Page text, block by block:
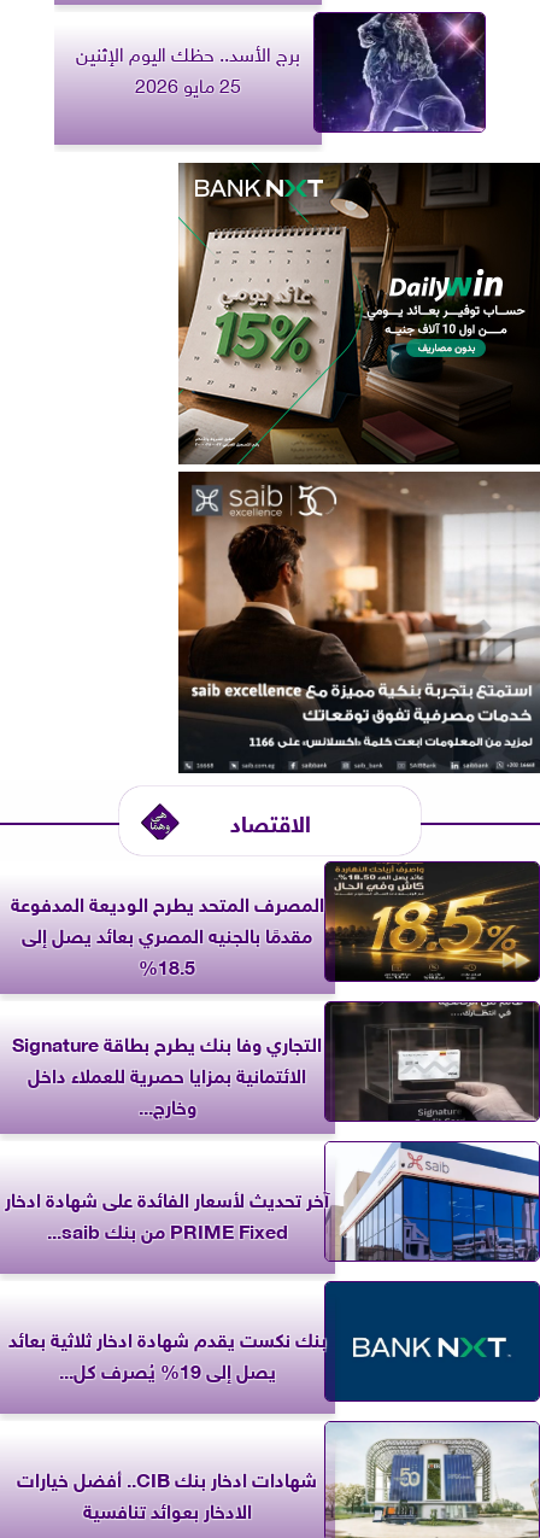
برج الأسد.. حظك اليوم الإثنين
25 مايو 2026
الاقتصاد
المصرف المتحد يطرح الوديعة المدفوعة
مقدمًا بالجنيه المصري بعائد يصل إلى
18.5%
التجاري وفا بنك يطرح بطاقة Signature
الائتمانية بمزايا حصرية للعملاء داخل
وخارج...
آخر تحديث لأسعار الفائدة على شهادة ادخار
PRIME Fixed من بنك saib...
بنك نكست يقدم شهادة ادخار ثلاثية بعائد
يصل إلى 19% يُصرف كل...
شهادات ادخار بنك CIB.. أفضل خيارات
الادخار بعوائد تنافسية